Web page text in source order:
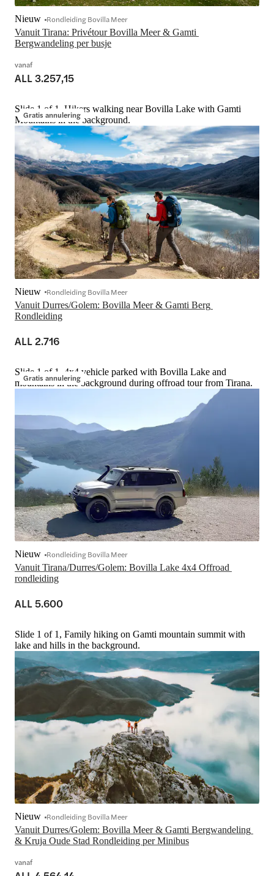
Vanuit Tirana: Privétour Bovilla Meer & Gamti
Bergwandeling per busje
Nieuw Rondleiding Bovilla Meer
vanaf
ALL 3.257,15
Gratis annulering
Slide 1 of 1, Hikers walking near Bovilla Lake with Gamti
Mountains in the background.
Vanuit Durres/Golem: Bovilla Meer & Gamti Berg
Rondleiding
Nieuw Rondleiding Bovilla Meer
ALL 2.716
Gratis annulering
Slide 1 of 1, 4x4 vehicle parked with Bovilla Lake and
mountains in the background during offroad tour from Tirana.
Vanuit Tirana/Durres/Golem: Bovilla Lake 4x4 Offroad
rondleiding
Nieuw Rondleiding Bovilla Meer
ALL 5.600
Slide 1 of 1, Family hiking on Gamti mountain summit with
lake and hills in the background.
Vanuit Durres/Golem: Bovilla Meer & Gamti Bergwandeling
& Kruja Oude Stad Rondleiding per Minibus
Nieuw Rondleiding Bovilla Meer
vanaf